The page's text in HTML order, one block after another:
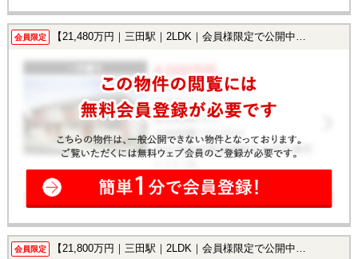
会員限定 【21,480万円｜三田駅｜2LDK｜会員様限定で公開中！】
会員限定 【21,800万円｜三田駅｜2LDK｜会員様限定で公開中！】